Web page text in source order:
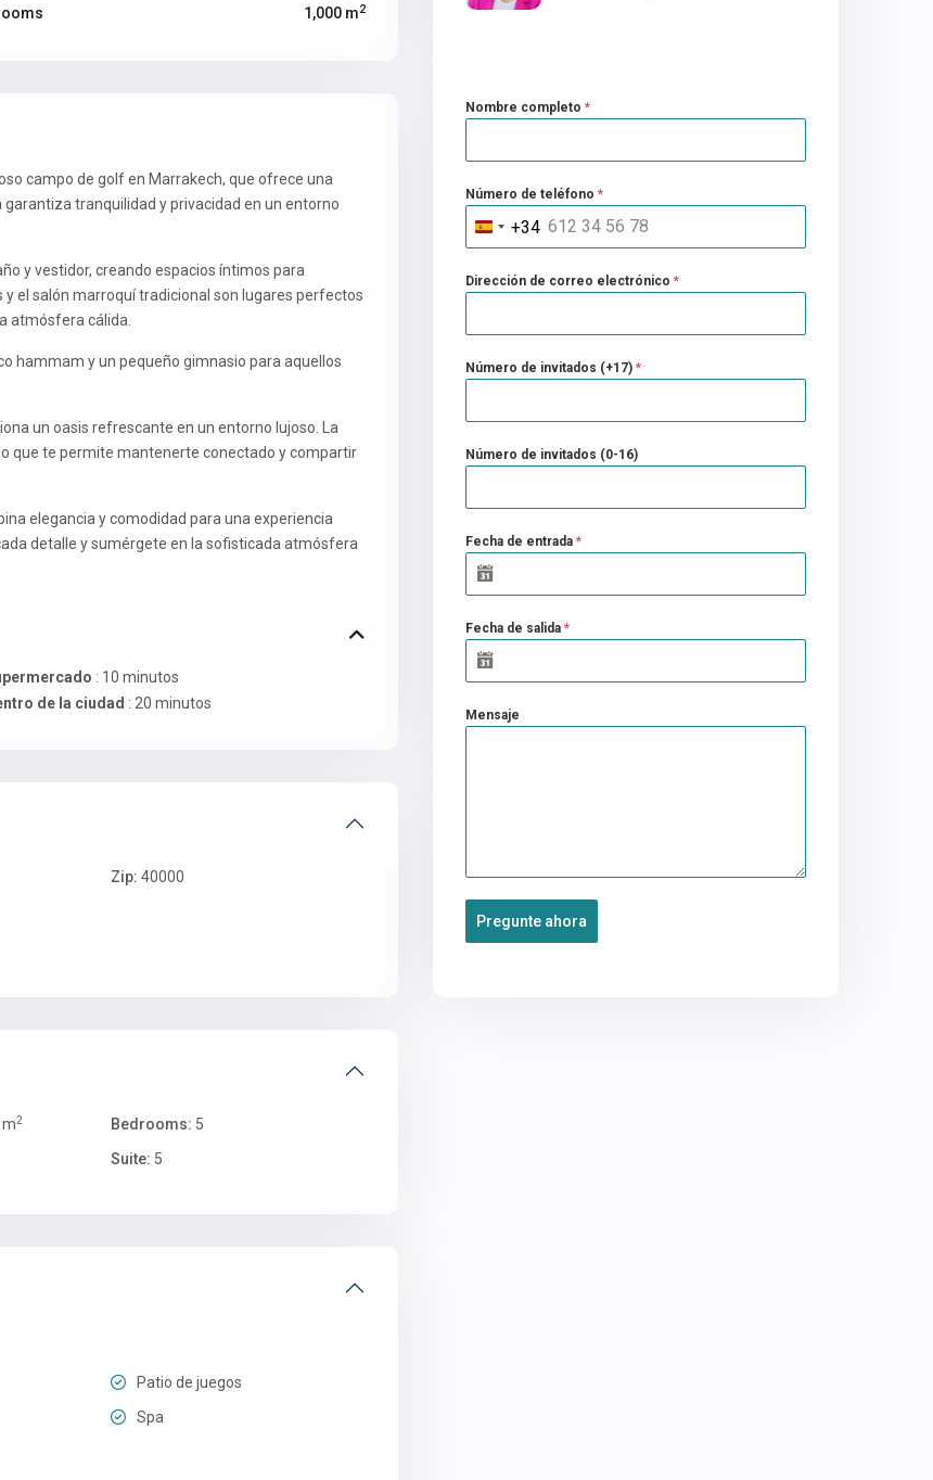
1,000 m2
campo de golf en Marrakech, que ofrece una
tranquilidad y privacidad en un entorno
y vestidor, creando espacios íntimos para
el salón marroquí tradicional son lugares perfectos
atmósfera cálida.
hammam y un pequeño gimnasio para aquellos
un oasis refrescante en un entorno lujoso. La
que te permite mantenerte conectado y compartir
elegancia y comodidad para una experiencia
detalle y sumérgete en la sofisticada atmósfera
: 10 minutos
de la ciudad : 20 minutos
Zip: 40000
m2 Bedrooms: 5
Suite: 5
Patio de juegos
Spa
Nombre completo *
Número de teléfono *
Spain+34
Dirección de correo electrónico *
Número de invitados (+17) *
Número de invitados (0-16)
Fecha de entrada *
Fecha de salida *
Mensaje
Pregunte ahora